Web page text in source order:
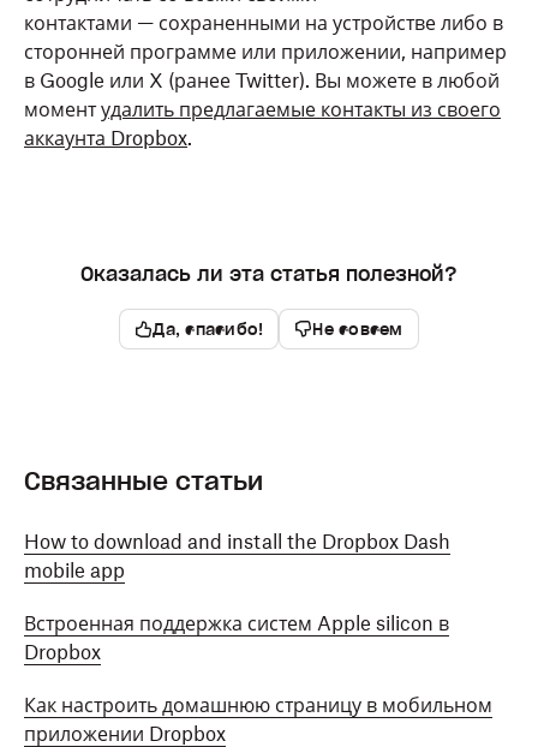
Найдите Контактыи выберитеОтклонить.
контактами — сохраненными на устройстве либо в
сторонней программе или приложении, например
в Google или X (ранее Twitter). Вы можете в любой
моментудалить предлагаемые контакты из своего
аккаунта Dropbox.
Оказалась ли эта статья полезной?
Да, спасибо! Не совсем
Связанные статьи
How to download and install the Dropbox Dash
mobile app
Встроенная поддержка систем Apple silicon в
Dropbox
Как настроить домашнюю страницу в мобильном
приложении Dropbox